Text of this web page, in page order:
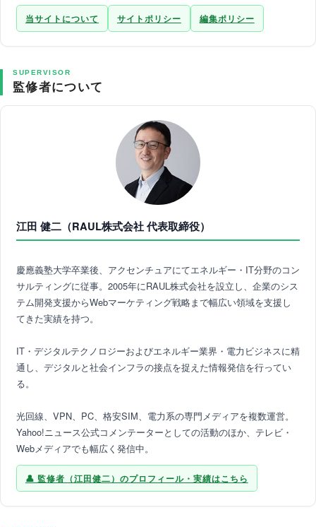
当サイトについて サイトポリシー 編集ポリシー
SUPERVISOR
監修者について
江田 健二（RAUL株式会社 代表取締役）
慶應義塾大学卒業後、アクセンチュアにてエネルギー・IT分野のコン
サルティングに従事。2005年にRAUL株式会社を設立し、企業のシス
テム開発支援からWebマーケティング戦略まで幅広い領域を支援し
てきた実績を持つ。
IT・デジタルテクノロジーおよびエネルギー業界・電力ビジネスに精
通し、デジタルと社会インフラの接点を捉えた情報発信を行ってい
る。
光回線、VPN、PC、格安SIM、電力系の専門メディアを複数運営。
Yahoo!ニュース公式コメンテーターとしての活動のほか、テレビ・
Webメディアでも幅広く発信中。
監修者（江田健二）のプロフィール・実績はこちら